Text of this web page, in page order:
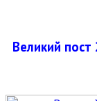
Великий